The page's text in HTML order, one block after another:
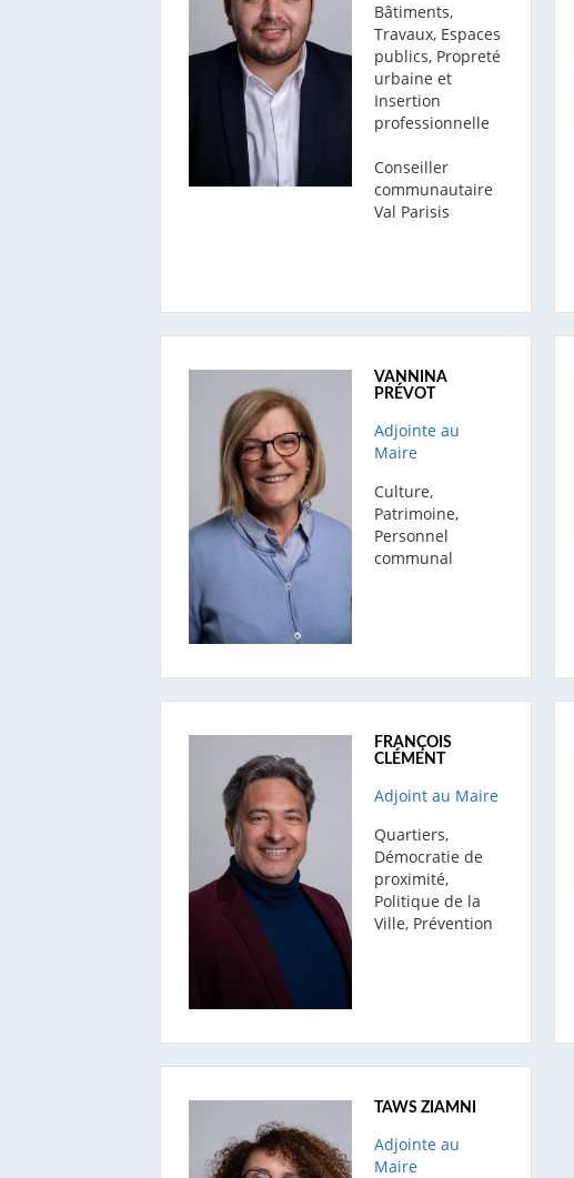
Bâtiments,
Travaux, Espaces
publics, Propreté
urbaine et
Insertion
professionnelle
Conseiller
communautaire
Val Parisis
VANNINA
PRÉVOT
Adjointe au
Maire
Culture,
Patrimoine,
Personnel
communal
FRANÇOIS
CLÉMENT
Adjoint au Maire
Quartiers,
Démocratie de
proximité,
Politique de la
Ville, Prévention
TAWS ZIAMNI
Adjointe au
Maire